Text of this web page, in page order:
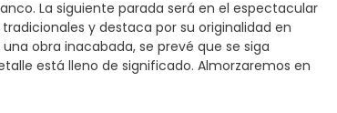
La siguiente parada será en el espectacular
y destaca por su originalidad en
obra inacabada, se prevé que se siga
está lleno de significado. Almorzaremos en